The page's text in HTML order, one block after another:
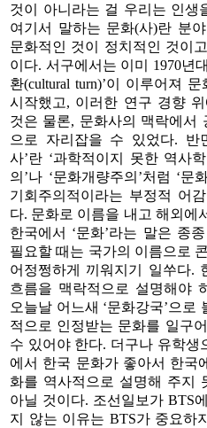
것이 아니라는 걸 우리는 인생
여기서 말하는 문화(사)란 분
문화적인 것이 정치적인 것이
이다. 서구에서는 이미 1970년
환(cultural turn)’이 이루어져
시작했고, 이러한 연구 경향
것은 물론, 문화사의 맥락에서
으로 자리잡을 수 있었다. 반
사’란 ‘과학적이지 못한 역사
의’나 ‘문화개량주의’처럼 ‘
기회주의적이라는 부정적 어
다. 문화로 이름을 내고 해외에
한국에서 ‘문화’라는 말은 종
필요할 때는 국가의 이름으로
어정쩡하게 끼워지기 일쑤다.
흐름을 맥락적으로 설명해야
오늘날 어느새 ‘문화강국’으로
적으로 인정받는 문화를 일구
수 있어야 한다. 더구나 유학생
에서 한국 문화가 좋아서 한국
화를 역사적으로 설명해 주지
아닐 것이다. 조선일보가 BTS
지 않는 이유는 BTS가 중요하